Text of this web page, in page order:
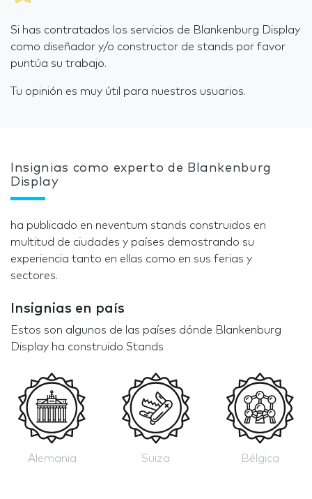
Si has contratados los servicios de Blankenburg Display
como diseñador y/o constructor de stands por favor
puntúa su trabajo.
Tu opinión es muy útil para nuestros usuarios.
Insignias como experto de Blankenburg
Display
ha publicado en neventum stands construidos en
multitud de ciudades y países demostrando su
experiencia tanto en ellas como en sus ferias y
sectores.
Insignias en país
Estos son algunos de las países dónde Blankenburg
Display ha construido Stands
Alemania Suiza Bélgica